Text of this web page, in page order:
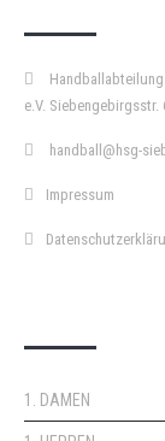
e.V. Siebengebirgsstr.
handball@hsg-
Impressum
1. DAMEN